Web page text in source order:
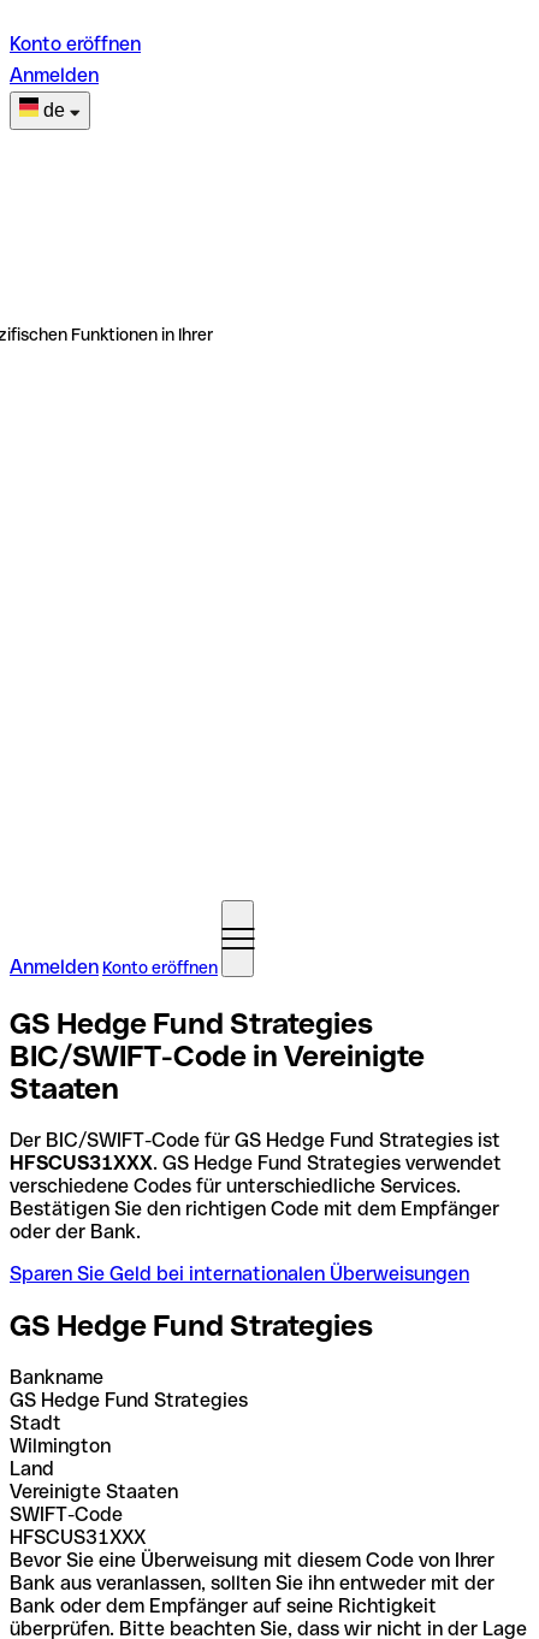
Konto eröffnen
Anmelden
de
Funktionen in Ihrer
Anmelden Konto eröffnen
GS Hedge Fund Strategies
BIC/SWIFT-Code in Vereinigte
Staaten
Der BIC/SWIFT-Code für GS Hedge Fund Strategies ist
HFSCUS31XXX. GS Hedge Fund Strategies verwendet
verschiedene Codes für unterschiedliche Services.
Bestätigen Sie den richtigen Code mit dem Empfänger
oder der Bank.
Sparen Sie Geld bei internationalen Überweisungen
GS Hedge Fund Strategies
Bankname
GS Hedge Fund Strategies
Stadt
Wilmington
Land
Vereinigte Staaten
SWIFT-Code
HFSCUS31XXX
Bevor Sie eine Überweisung mit diesem Code von Ihrer
Bank aus veranlassen, sollten Sie ihn entweder mit der
Bank oder dem Empfänger auf seine Richtigkeit
überprüfen. Bitte beachten Sie, dass wir nicht in der Lage